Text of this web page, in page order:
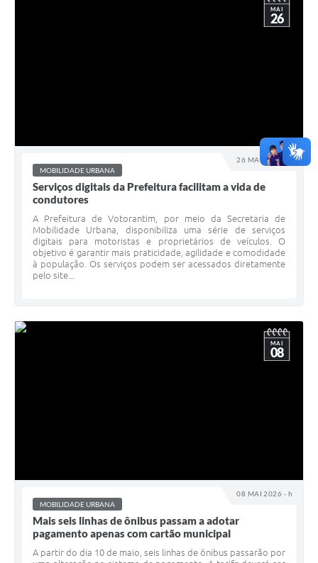
26 MAI 2026 - h
MAI
26
MOBILIDADE URBANA
Serviços digitais da Prefeitura facilitam a vida de
condutores
A Prefeitura de Votorantim, por meio da Secretaria de
Mobilidade Urbana, disponibiliza uma série de serviços
digitais para motoristas e proprietários de veículos. O
objetivo é garantir mais praticidade, agilidade e comodidade
à população. Os serviços podem ser acessados diretamente
pelo site...
08 MAI 2026 - h
MAI
08
MOBILIDADE URBANA
Mais seis linhas de ônibus passam a adotar
pagamento apenas com cartão municipal
A partir do dia 10 de maio, seis linhas de ônibus passarão por